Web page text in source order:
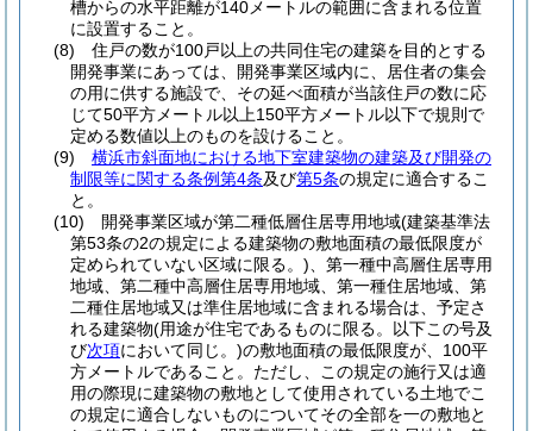
槽からの水平距離が140メートルの範囲に含まれる位置
に設置すること。
(8)
住戸の数が100戸以上の共同住宅の建築を目的とする
開発事業にあっては、開発事業区域内に、居住者の集会
の用に供する施設で、その延べ面積が当該住戸の数に応
じて50平方メートル以上150平方メートル以下で規則で
定める数値以上のものを設けること。
(9)
横浜市斜面地における地下室建築物の建築及び開発の
制限等に関する条例第4条及び第5条の規定に適合するこ
と。
(10)
開発事業区域が第二種低層住居専用地域(建築基準法
第53条の2の規定による建築物の敷地面積の最低限度が
定められていない区域に限る。) 、第一種中高層住居専用
地域、第二種中高層住居専用地域、第一種住居地域、第
二種住居地域又は準住居地域に含まれる場合は、予定さ
れる建築物(用途が住宅であるものに限る。以下この号及
び次項において同じ。)の敷地面積の最低限度が、100平
方メートルであること。 ただし、この規定の施行又は適
用の際現に建築物の敷地として使用されている土地でこ
の規定に適合しないものについてその全部を一の敷地と